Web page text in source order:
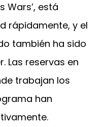
Wars’, está
rápidamente, y el
también ha sido
Las reservas en
trabajan los
han